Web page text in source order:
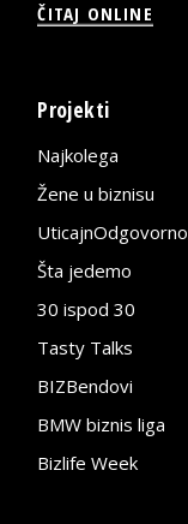
ČITAJ ONLINE
Projekti
Najkolega
Žene u biznisu
UticajnOdgovorno
Šta jedemo
30 ispod 30
Tasty Talks
BIZBendovi
BMW biznis liga
Bizlife Week